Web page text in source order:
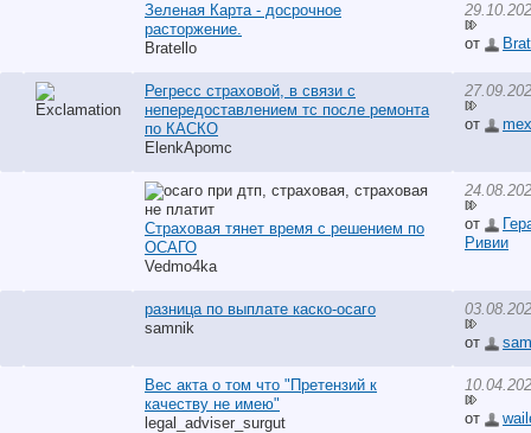
Зеленая Карта - досрочное
расторжение.
Bratello
от
Регресс страховой, в связи с
непередоставлением тс после ремонта
по КАСКО
ElenkApomc
от
Страховая тянет время с решением по
ОСАГО
Vedmo4ka
от
Ривии
разница по выплате каско-осаго
samnik
от
Вес акта о том что "Претензий к
качеству не имею"
legal_adviser_surgut
от